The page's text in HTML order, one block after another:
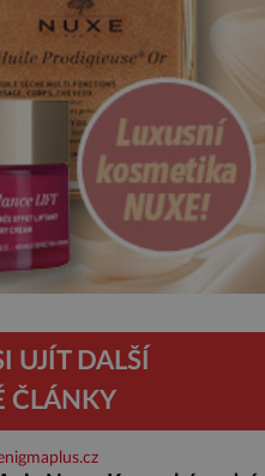
UJÍT DALŠÍ
ČLÁNKY